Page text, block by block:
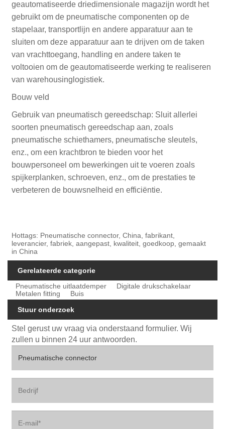
geautomatiseerde driedimensionale magazijn wordt het
gebruikt om de pneumatische componenten op de
stapelaar, transportlijn en andere apparatuur aan te
sluiten om deze apparatuur aan te drijven om de taken
van vrachttoegang, handling en andere taken te
voltooien om de geautomatiseerde werking te realiseren
van warehousinglogistiek.
Bouw veld
Gebruik van pneumatisch gereedschap: Sluit allerlei
soorten pneumatisch gereedschap aan, zoals
pneumatische schiethamers, pneumatische sleutels,
enz., om een ​​krachtbron te bieden voor het
bouwpersoneel om bewerkingen uit te voeren zoals
spijkerplanken, schroeven, enz., om de prestaties te
verbeteren de bouwsnelheid en efficiëntie.
Hottags: Pneumatische connector, China, fabrikant,
leverancier, fabriek, aangepast, kwaliteit, goedkoop, gemaakt
in China
Gerelateerde categorie
Pneumatische uitlaatdemper
Digitale drukschakelaar
Metalen fitting
Buis
Stuur onderzoek
Stel gerust uw vraag via onderstaand formulier. Wij
zullen u binnen 24 uur antwoorden.